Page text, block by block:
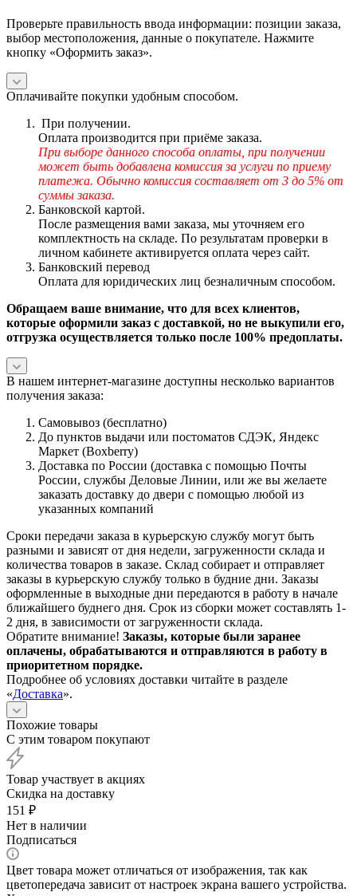
Проверьте правильность ввода информации: позиции заказа,
выбор местоположения, данные о покупателе. Нажмите
кнопку «Оформить заказ».
Оплачивайте покупки удобным способом.
При получении.
Оплата производится при приёме заказа.
При выборе данного способа оплаты, при получении
может быть добавлена комиссия за услуги по приему
платежа. Обычно комиссия составляет от 3 до 5% от
суммы заказа.
Банковской картой.
После размещения вами заказа, мы уточняем его
комплектность на складе. По результатам проверки в
личном кабинете активируется оплата через сайт.
Банковский перевод
Оплата для юридических лиц безналичным способом.
Обращаем ваше внимание, что для всех клиентов,
которые оформили заказ с доставкой, но не выкупили его,
отгрузка осуществляется только после 100% предоплаты.
В нашем интернет-магазине доступны несколько вариантов
получения заказа:
Самовывоз (бесплатно)
До пунктов выдачи или постоматов СДЭК, Яндекс
Маркет (Boxberry)
Доставка по России (доставка с помощью Почты
России, службы Деловые Линии, или же вы желаете
заказать доставку до двери с помощью любой из
указанных компаний
Сроки передачи заказа в курьерскую службу могут быть
разными и зависят от дня недели, загруженности склада и
количества товаров в заказе. Склад собирает и отправляет
заказы в курьерскую службу только в будние дни. Заказы
оформленные в выходные дни передаются в работу в начале
ближайшего буднего дня. Срок из сборки может составлять 1-
2 дня, в зависимости от загруженности склада.
Обратите внимание! Заказы, которые были заранее
оплачены, обрабатываются и отправляются в работу в
приоритетном порядке.
Подробнее об условиях доставки читайте в разделе
«Доставка».
Похожие товары
С этим товаром покупают
Товар участвует в акциях
Скидка на доставку
151 ₽
Нет в наличии
Подписаться
Цвет товара может отличаться от изображения, так как
цветопередача зависит от настроек экрана вашего устройства.